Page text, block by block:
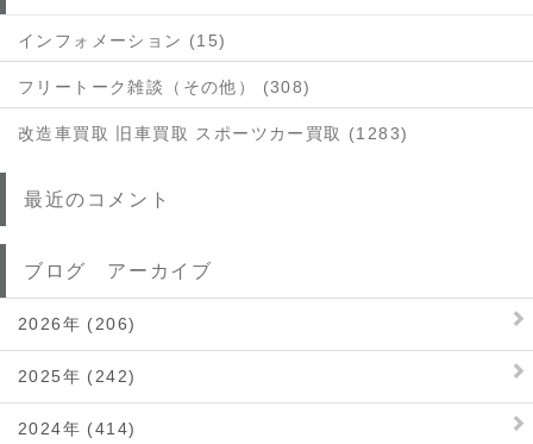
インフォメーション (15)
フリートーク雑談（その他） (308)
改造車買取 旧車買取 スポーツカー買取 (1283)
最近のコメント
ブログ アーカイブ
2026年 (206)
2025年 (242)
2024年 (414)